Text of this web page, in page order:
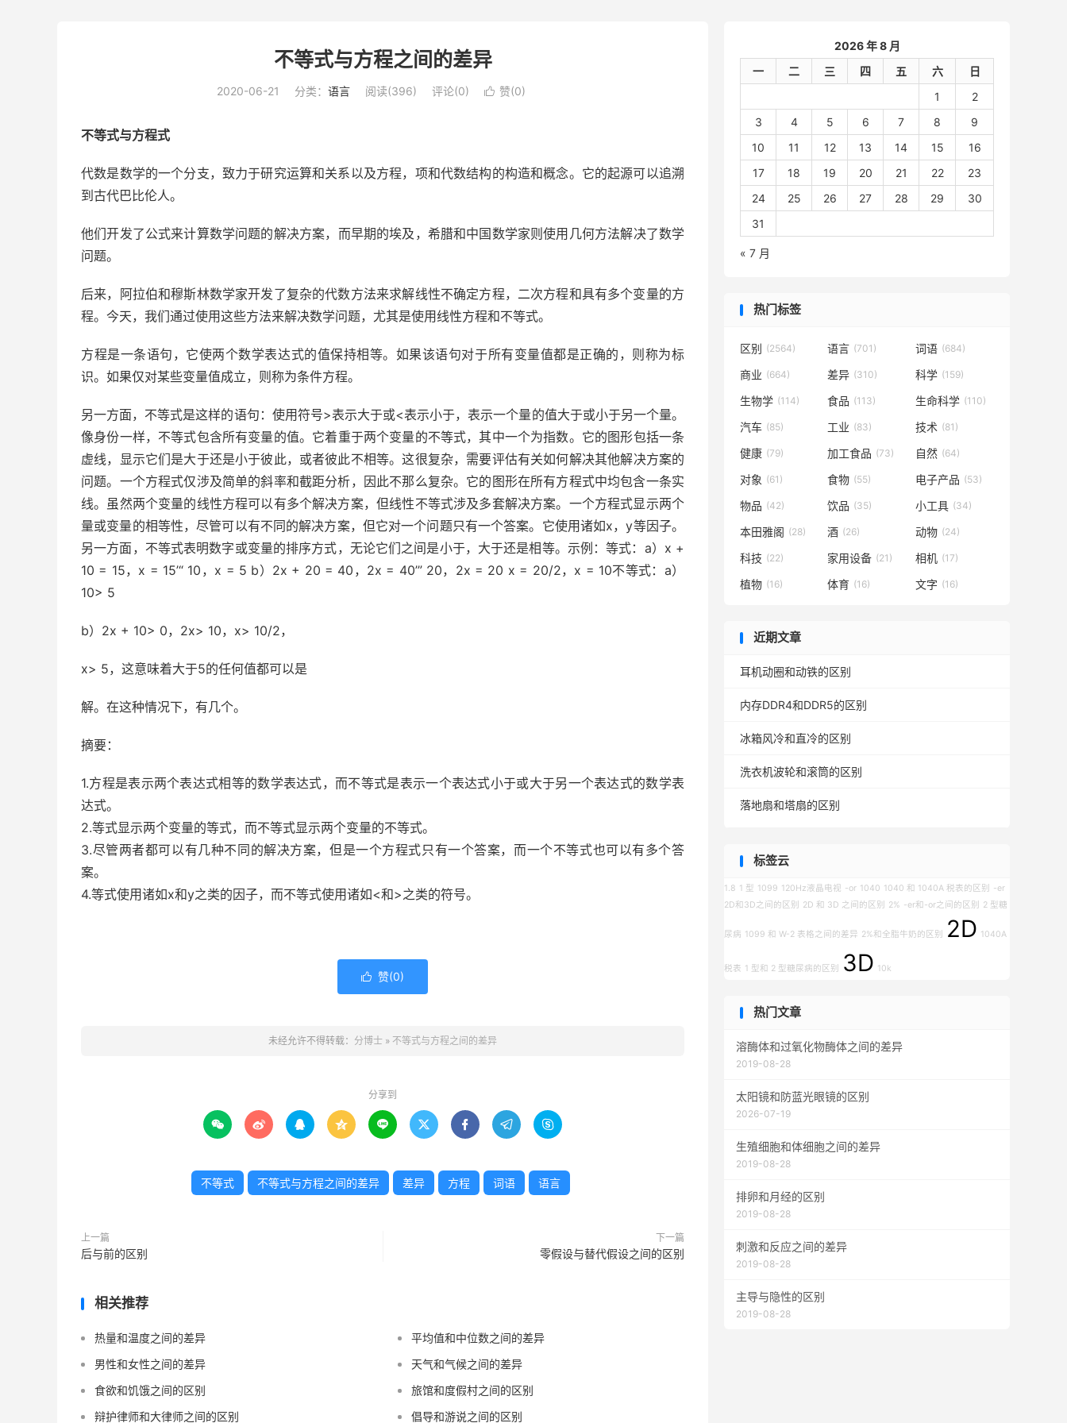
不等式与方程之间的差异
2020-06-21 分类： 语言 阅读(396) 评论(0)  赞(0)
不等式与方程式
代数是数学的一个分支，致力于研究运算和关系以及方程，项和代数结构的构造和概念。它的起源可以追溯
到古代巴比伦人。
他们开发了公式来计算数学问题的解决方案， 而早期的埃及，希腊和中国数学家则使用几何方法解决了数学
问题。
后来，阿拉伯和穆斯林数学家开发了复杂的代数方法来求解线性不确定方程，二次方程和具有多个变量的方
程。今天，我们通过使用这些方法来解决数学问题，尤其是使用线性方程和不等式。
方程是一条语句，它使两个数学表达式的值保持相等。如果该语句对于所有变量值都是正确的，则称为标
识。如果仅对某些变量值成立，则称为条件方程。
另一方面，不等式是这样的语句：使用符号>表示大于或<表示小于，表示一个量的值大于或小于另一个量。
像身份一样，不等式包含所有变量的值。它着重于两个变量的不等式，其中一个为指数。它的图形包括一条
虚线，显示它们是大于还是小于彼此，或者彼此不相等。这很复杂，需要评估有关如何解决其他解决方案的
问题。一个方程式仅涉及简单的斜率和截距分析，因此不那么复杂。它的图形在所有方程式中均包含一条实
线。虽然两个变量的线性方程可以有多个解决方案，但线性不等式涉及多套解决方案。一个方程式显示两个
量或变量的相等性，尽管可以有不同的解决方案，但它对一个问题只有一个答案。它使用诸如x，y等因子。
另一方面，不等式表明数字或变量的排序方式，无论它们之间是小于，大于还是相等。示例：等式：a）x +
10 = 15，x = 15’“ 10，x = 5 b）2x + 20 = 40，2x = 40’” 20，2x = 20 x = 20/2，x = 10不等式：a）
10> 5
b）2x + 10> 0，2x> 10，x> 10/2，
x> 5，这意味着大于5的任何值都可以是
解。在这种情况下，有几个。
摘要：
1.方程是表示两个表达式相等的数学表达式，而不等式是表示一个表达式小于或大于另一个表达式的数学表
达式。
2.等式显示两个变量的等式，而不等式显示两个变量的不等式。
3.尽管两者都可以有几种不同的解决方案，但是一个方程式只有一个答案，而一个不等式也可以有多个答
案。
4.等式使用诸如x和y之类的因子，而不等式使用诸如<和>之类的符号。
 赞(0)
未经允许不得转载： 分博士 » 不等式与方程之间的差异
分享到
        
不等式 不等式与方程之间的差异 差异 方程 词语 语言
上一篇
后与前的区别
下一篇
零假设与替代假设之间的区别
相关推荐
热量和温度之间的差异
平均值和中位数之间的差异
男性和女性之间的差异
天气和气候之间的差异
食欲和饥饿之间的区别
旅馆和度假村之间的区别
辩护律师和大律师之间的区别
倡导和游说之间的区别
2026 年 8 月
一
二 三 四 五 六
日
1
2
3
4 5 6 7 8
9
10
11 12 13 14 15
16
17
18 19 20 21 22
23
24
25 26 27 28 29
30
31
« 7 月
热门标签
区别 (2564) 语言 (701) 词语 (684)
商业 (664) 差异 (310) 科学 (159)
生物学 (114) 食品 (113) 生命科学 (110)
汽车 (85) 工业 (83) 技术 (81)
健康 (79) 加工食品 (73) 自然 (64)
对象 (61) 食物 (55) 电子产品 (53)
物品 (42) 饮品 (35) 小工具 (34)
本田雅阁 (28) 酒 (26) 动物 (24)
科技 (22) 家用设备 (21) 相机 (17)
植物 (16) 体育 (16) 文字 (16)
近期文章
耳机动圈和动铁的区别
内存DDR4和DDR5的区别
冰箱风冷和直冷的区别
洗衣机波轮和滚筒的区别
落地扇和塔扇的区别
标签云
1.8 1 型 1099 120Hz液晶电视 -or 1040 1040 和 1040A 税表的区别
-er
2D和3D之间的区别
2D 和 3D 之间的区别 2% -er和-or之间的区别 2 型糖
尿病 1099 和 W-2 表格之间的差异 2%和全脂牛奶的区别 2D 1040A
税表 1 型和 2 型糖尿病的区别 3D 10k
热门文章
溶酶体和过氧化物酶体之间的差异
2019-08-28
太阳镜和防蓝光眼镜的区别
2026-07-19
生殖细胞和体细胞之间的差异
2019-08-28
排卵和月经的区别
2019-08-28
刺激和反应之间的差异
2019-08-28
主导与隐性的区别
2019-08-28